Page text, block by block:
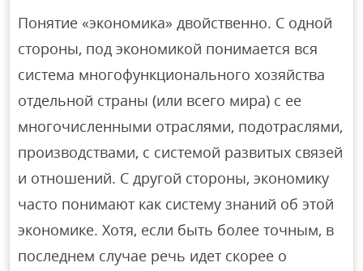
Понятие «экономика» двойственно. С одной
стороны, под экономикой понимается вся
система многофункционального хозяйства
отдельной страны (или всего мира) с ее
многочисленными отраслями, подотраслями,
производствами, с системой развитых связей
и отношений. С другой стороны, экономику
часто понимают как систему знаний об этой
экономике. Хотя, если быть более точным, в
последнем случае речь идет скорее о